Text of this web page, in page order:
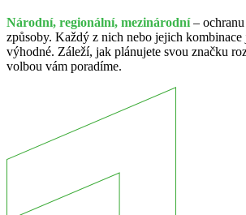
Národní, regionální, mezinárodní– ochranu
způsoby. Každý z nich nebo jejich kombinace
výhodné. Záleží, jak plánujete svou značku
volbou vám poradíme.